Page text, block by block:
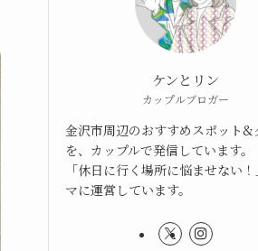
ケンとリン
カップルブロガー
金沢市周辺のおすすめスポット&
を、カップルで発信しています。
「休日に行く場所に悩ませない
マに運営しています。